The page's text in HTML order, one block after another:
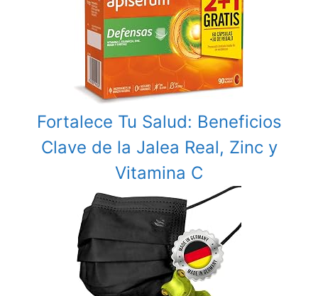
Fortalece Tu Salud: Beneficios
Clave de la Jalea Real, Zinc y
Vitamina C